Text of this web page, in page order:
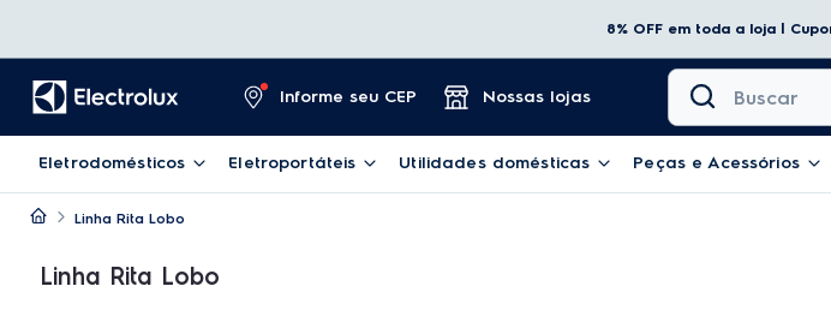
8% OFF em toda a loja |
Informe seu CEP Nossas lojas
Buscar
Eletrodomésticos Eletroportáteis Utilidades domésticas Peças e Acessórios
Linha Rita Lobo
Linha Rita Lobo